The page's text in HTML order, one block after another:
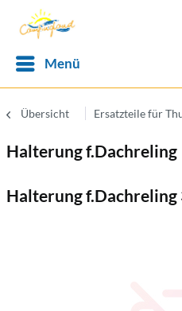
Menü
Übersicht Ersatzteile für
Halterung f.Dachreling
Halterung